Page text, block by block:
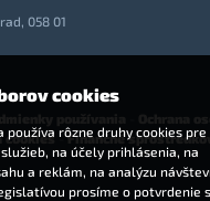
058 01
cookies -Finančné
cookies
používa rôzne druhy cookies pre
na účely prihlásenia, na
a reklám, na analýzu
prosíme o potvrdenie